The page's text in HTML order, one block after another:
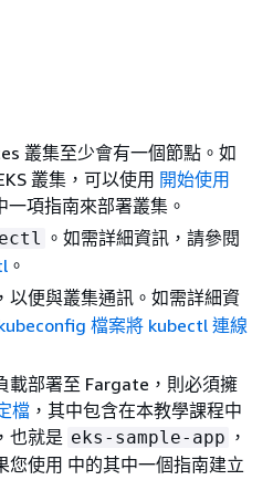
叢集至少會有一個節點。如
叢集，可以使用 開始使用
一項指南來部署叢集。
。如需詳細資訊，請參閱
。
，以便與叢集通訊。如需詳細資
檔案將 kubectl 連線
載部署至 Fargate，則必須擁
檔 ，其中包含在本教學課程中
也就是 eks-sample-app ，
您使用 中的其中一個指南建立